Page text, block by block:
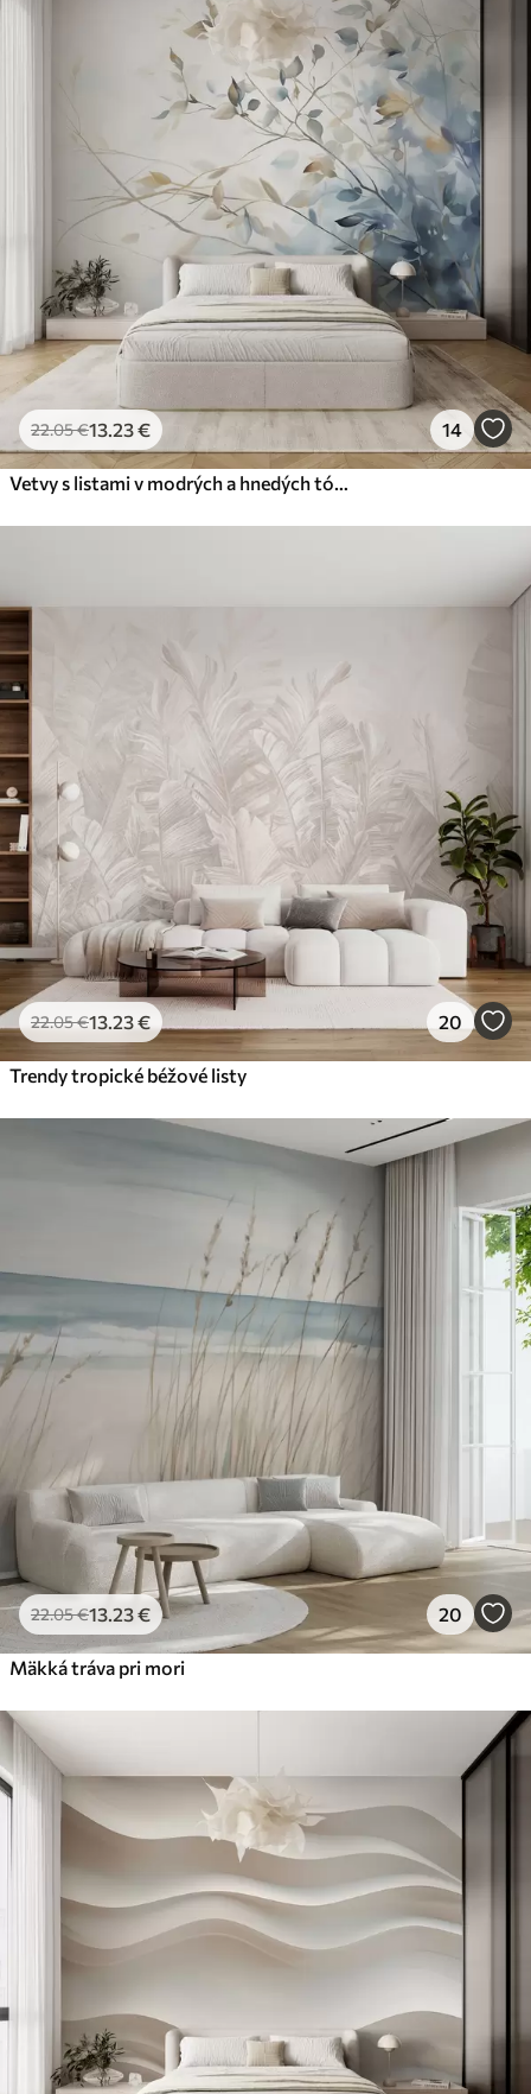
22.05€13 .23€ 14
22.05€13 .23€ 20
Trendy tropické béžové listy
22.05€13 .23€ 20
Mäkká tráva pri mori